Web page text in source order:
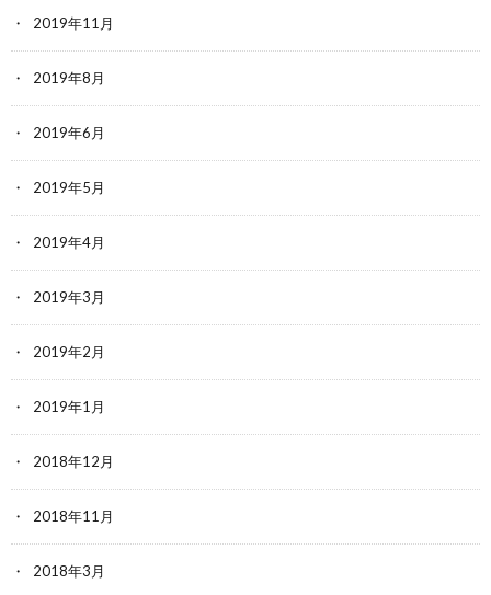
2019年11月
2019年8月
2019年6月
2019年5月
2019年4月
2019年3月
2019年2月
2019年1月
2018年12月
2018年11月
2018年3月